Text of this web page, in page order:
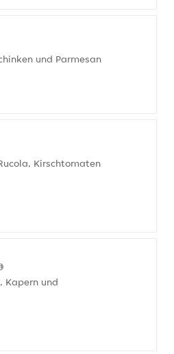
und Parmesan
Kirschtomaten
Kapern und